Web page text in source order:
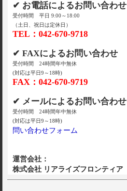
✔ お電話によるお問い合わせ
受付時間 平日 9:00～18:00
（土日、祝日は定休日）
TEL：042-670-9718
✔ FAXによるお問い合わせ
受付時間 24時間年中無休
(対応は平日9～18時)
FAX：042-670-9719
✔ メールによるお問い合わせ
受付時間 24時間年中無休
(対応は平日9～18時)
問い合わせフォーム
運営会社：
株式会社 リアライズフロンティア